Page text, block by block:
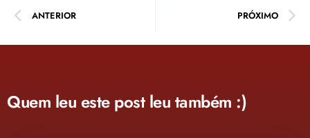
ANTERIOR PRÓXIMO
Quem leu este post leu também :)